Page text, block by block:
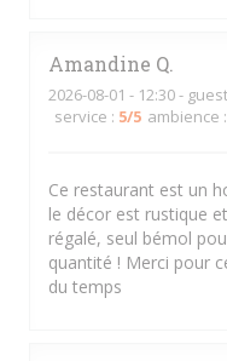
Amandine Q
2026-08-01 - 12:30 -
service : 5/5 ambience :
Ce restaurant est un
le décor est rustique
régalé, seul bémol
quantité ! Merci pour
du temps